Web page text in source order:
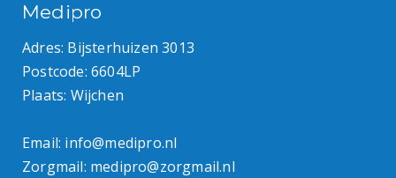
Medipro
Adres: Bijsterhuizen 3013
Postcode: 6604LP
Plaats: Wijchen
Email: info@medipro.nl
Zorgmail: medipro@zorgmail.nl